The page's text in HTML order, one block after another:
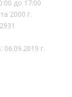
до 17:00
2000 г.
г.